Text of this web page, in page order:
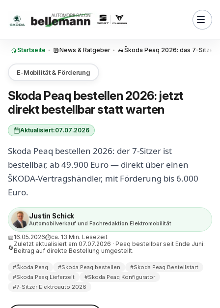
Startseite · News & Ratgeber · Škoda Peaq 2026: das 7-Sitzer
E-Mobilität & Förderung
Skoda Peaq bestellen 2026: jetzt
direkt bestellbar statt warten
Aktualisiert:07.07.2026
Skoda Peaq bestellen 2026: der 7-Sitzer ist
bestellbar, ab 49.900 Euro — direkt über einen
ŠKODA-Vertragshändler, mit Förderung bis 6.000
Euro.
Justin Schick
Automobilverkauf und Fachredaktion Elektromobilität
📅16.05.2026⏱ca. 13 Min. Lesezeit
🔄
Zuletzt aktualisiert am 07.07.2026 · Peaq bestellbar seit Ende Juni:
Beitrag auf direkte Bestellung umgestellt.
#Škoda Peaq #Skoda Peaq bestellen
#Skoda Peaq Bestellstart
#Skoda Peaq Lieferzeit
#Skoda Peaq Konfigurator
#7-Sitzer Elektroauto 2026
ich den Skoda Peaq — und
frühe Bestellung einen
Skoda Peaq und welche
beim Skoda Peaq
eine Probefahrt mit dem
kaufen und die E-Auto-
Skoda Peaq Bestellung beim
sich die frühe Skoda Peaq
ich den Skoda Peaq